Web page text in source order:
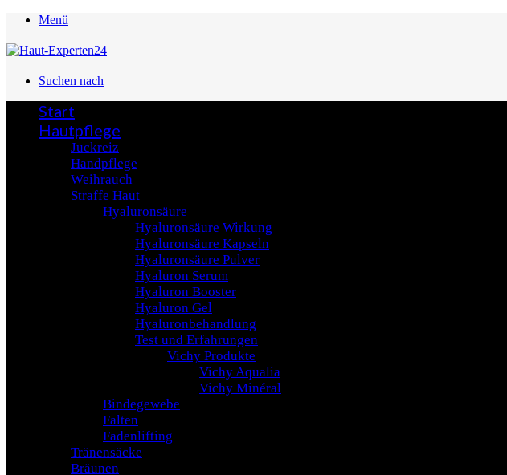
Menü
Suchen nach
Start
Hautpflege
Juckreiz
Handpflege
Weihrauch
Straffe Haut
Hyaluronsäure
Hyaluronsäure Wirkung
Hyaluronsäure Kapseln
Hyaluronsäure Pulver
Hyaluron Serum
Hyaluron Booster
Hyaluron Gel
Hyaluronbehandlung
Test und Erfahrungen
Vichy Produkte
Vichy Aqualia
Vichy Minéral
Bindegewebe
Falten
Fadenlifting
Tränensäcke
Bräunen